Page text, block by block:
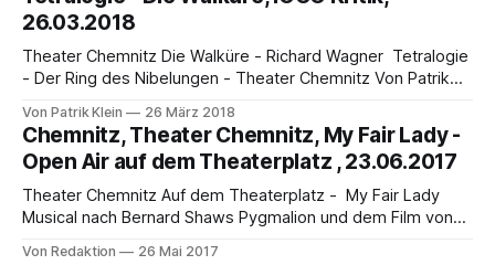
26.03.2018
Theater Chemnitz Die Walküre - Richard Wagner Tetralogie
- Der Ring des Nibelungen - Theater Chemnitz Von Patrik
Regisseurinnen und eine der größten Herausforderungen im
Musiktheater überhaupt: Das Theater Chemnitz stellt sich in
diesem Jahr Richard Wagners gewaltiger Tetralogie Der
Ring des Nibelungen. Vier Regisseurinnen
Von Patrik Klein 26 März 2018
Chemnitz, Theater Chemnitz, My Fair Lady -
Open Air auf dem Theaterplatz , 23.06.2017
Theater Chemnitz Auf dem Theaterplatz - My Fair Lady
Musical nach Bernard Shaws Pygmalion und dem Film von
Von Redaktion 26 Mai 2017